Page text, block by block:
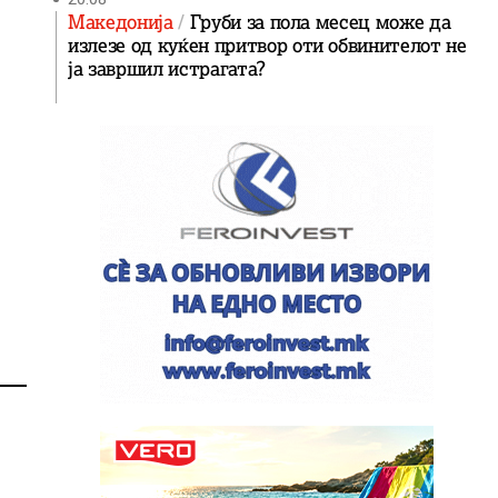
Македонија Груби за пола месец може да
излезе од куќен притвор оти обвинителот не
ја завршил истрагата?